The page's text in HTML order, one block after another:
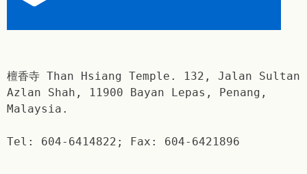
檀香寺 Than Hsiang Temple. 132, Jalan Sultan
Azlan Shah, 11900 Bayan Lepas, Penang,
Malaysia.
Tel: 604-6414822; Fax: 604-6421896